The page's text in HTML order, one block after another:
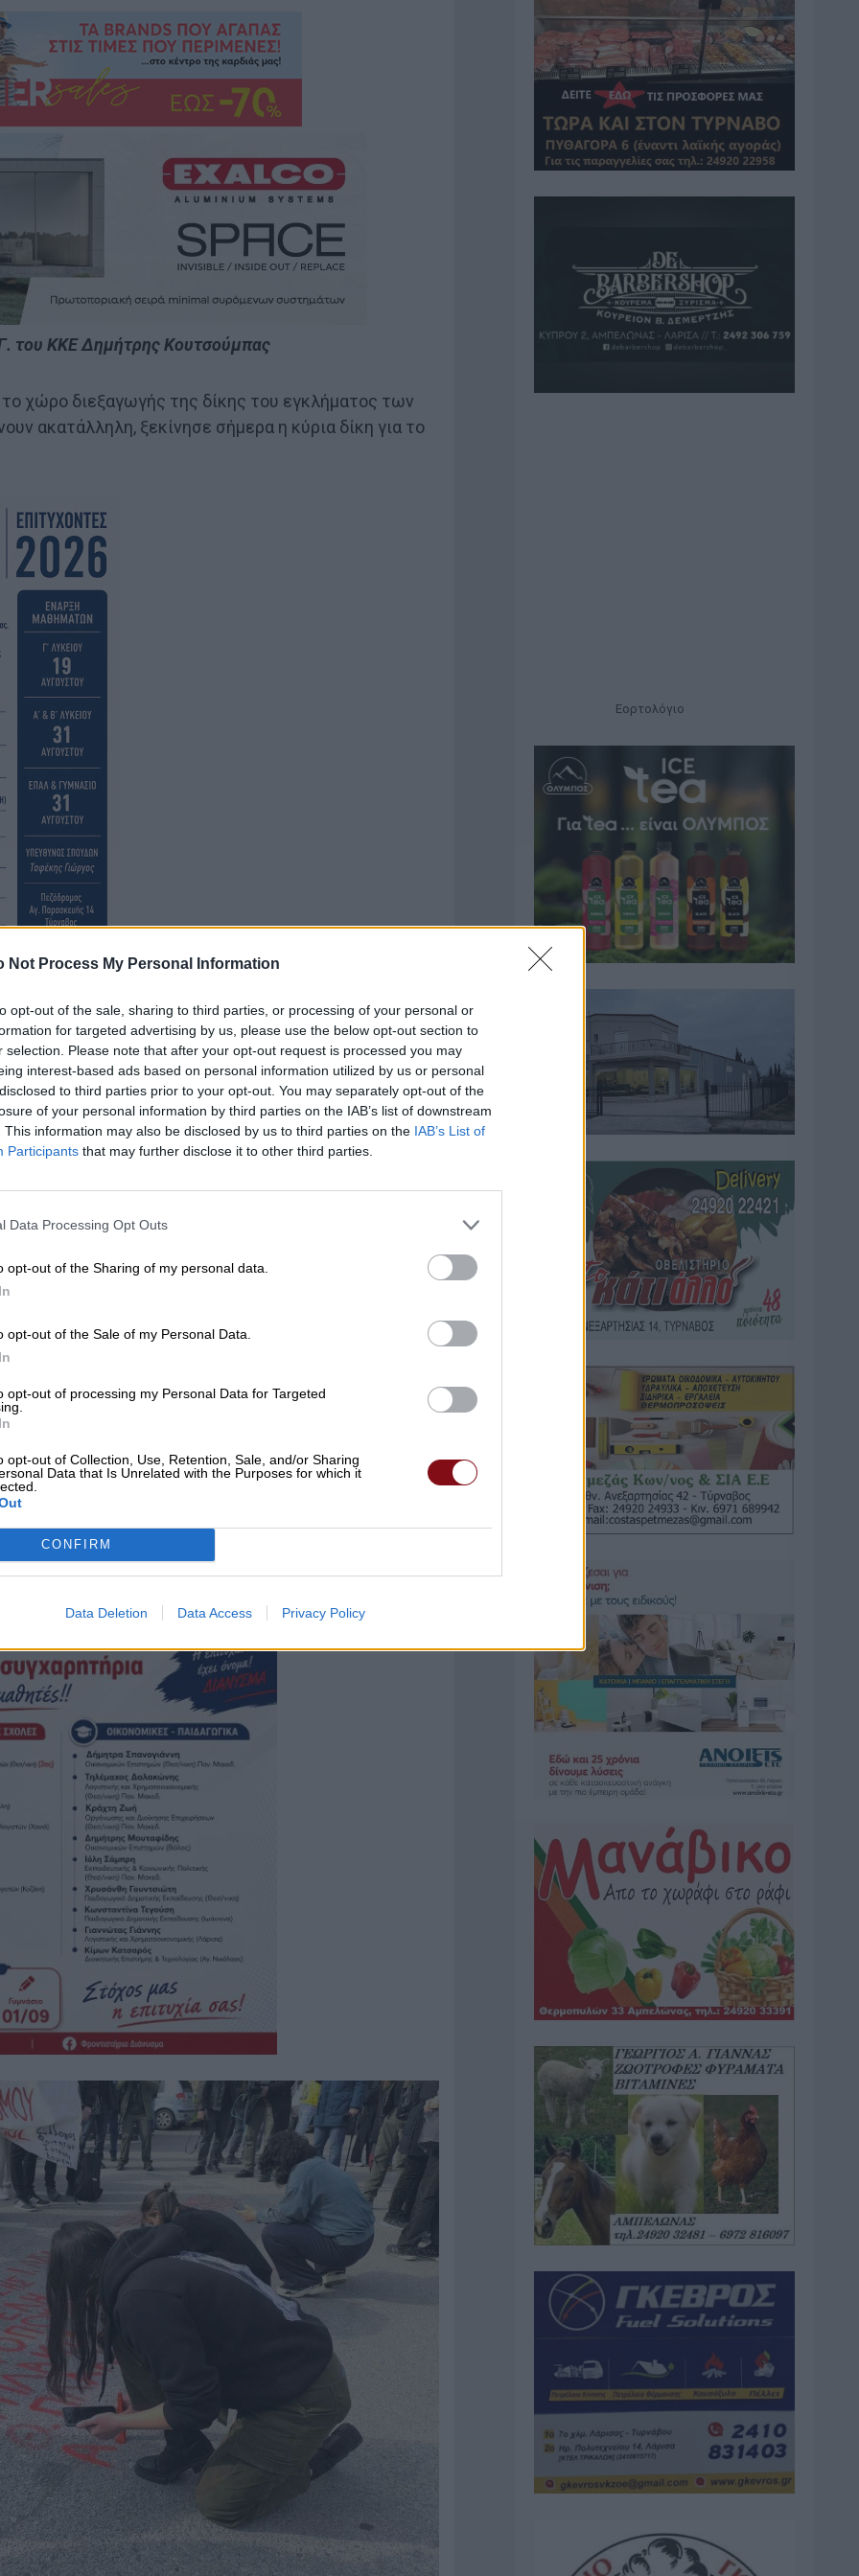
Not Process My Personal Information
opt-out of the sale, sharing to third parties, or processing of your personal or
for targeted advertising by us, please use the below opt-out section to
selection. Please note that after your opt-out request is processed you may
interest-based ads based on personal information utilized by us or personal
to third parties prior to your opt-out. You may separately opt-out of the
of your personal information by third parties on the IAB’s list of downstream
This information may also be disclosed by us to third parties on the IAB’s List of
Participants that may further disclose it to other third parties.
Data Processing Opt Outs
opt-out of the Sharing of my personal data.
opt-out of the Sale of my Personal Data.
opt-out of processing my Personal Data for Targeted
opt-out of Collection, Use, Retention, Sale, and/or Sharing
Data that Is Unrelated with the Purposes for which it
CONFIRM
Data Deletion Data Access Privacy Policy
του ΚΚΕ Δημήτρης Κουτσούμπας
χώρο διεξαγωγής της δίκης του εγκλήματος των
ακατάλληλη, ξεκίνησε σήμερα η κύρια δίκη για το
πέραν του χώρου που επιλέχθηκε υπάρχουν και
για τα τεράστια κενά και το εσπευσμένο
τα συνεχή προσκόμματα στην απόδοση των
τα βίντεο, αλλά και για τους όρους διεξαγωγής της
Εορτολόγιο